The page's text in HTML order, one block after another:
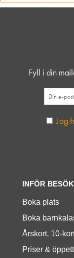
Fyll i din
Jag
INFÖR BESÖK
Boka plats
Boka
Årskort, 10-
Priser &